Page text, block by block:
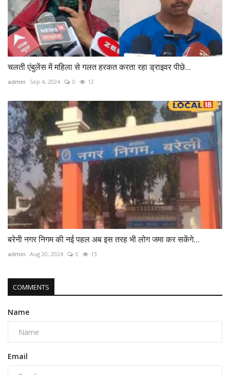
चलती एंबुलेंस में महिला से गलत हरकत करता रहा ड्राइवर पीछे...
admin Sep 4, 2024 0 12
बरेनी नगर निगम की नई पहल अब इस तरह भी लोग जमा कर सकेंगे...
admin Aug 20, 2024 0 13
COMMENTS
Name
Email